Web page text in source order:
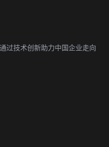
过技术创新助力中国企业走向